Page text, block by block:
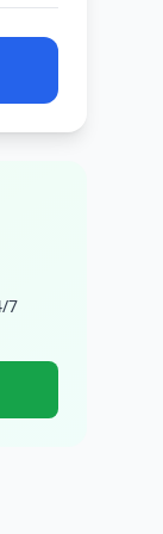
7